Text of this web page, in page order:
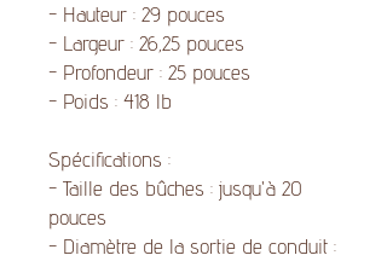
- Hauteur : 29 pouces
- Largeur : 26,25 pouces
- Profondeur : 25 pouces
- Poids : 418 lb
Spécifications :
- Taille des bûches : jusqu'à 20
pouces
- Diamètre de la sortie de conduit :